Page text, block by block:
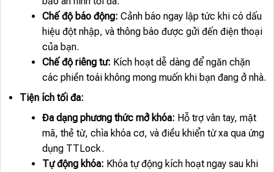
Chế độ báo động: Cảnh báo ngay lập tức khi có dấu
hiệu đột nhập, và thông báo được gửi đến điện thoại
của bạn.
Chế độ riêng tư: Kích hoạt dễ dàng để ngăn chặn
các phiền toái không mong muốn khi bạn đang ở nhà.
Tiện ích tối đa:
Đa dạng phương thức mở khóa: Hỗ trợ vân tay, mật
mã, thẻ từ, chìa khóa cơ, và điều khiển từ xa qua ứng
dụng TTLock.
Tự động khóa: Khóa tự động kích hoạt ngay sau khi